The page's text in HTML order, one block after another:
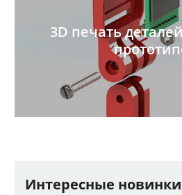
3D печать
Интересные новинки